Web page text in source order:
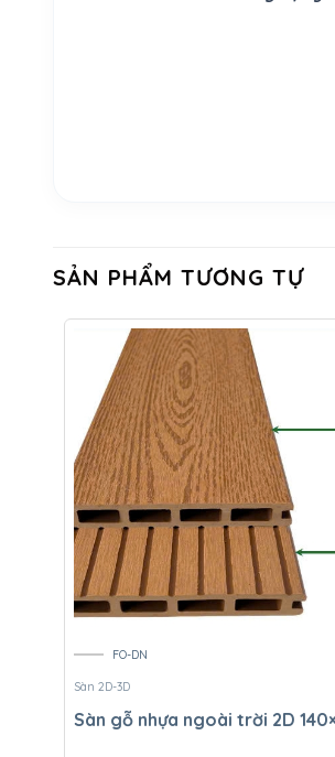
SẢN PHẨM TƯƠNG TỰ
FO-DN
Sàn 2D-3D
Sàn gỗ nhựa ngoài trời 2D